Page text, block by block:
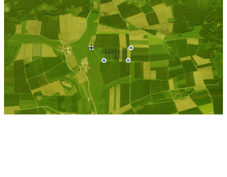
Home
Schleswig-Holstein
Sarkwitz
Kostenlose Berechnung